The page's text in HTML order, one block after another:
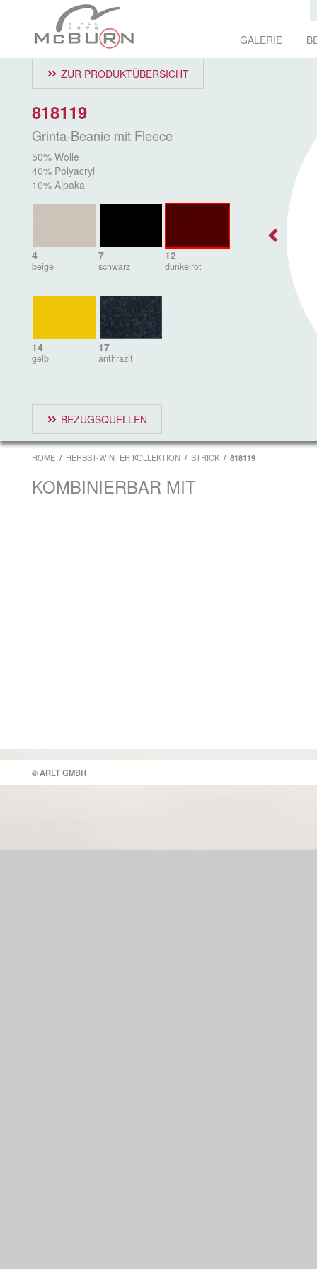
GALERIE
ZUR PRODUKTÜBERSICHT
818119
Grinta-Beanie mit Fleece
50% Wolle
40% Polyacryl
10% Alpaka
4
beige
7
schwarz
12
dunkelrot
14
gelb
17
anthrazit
BEZUGSQUELLEN
HOME HERBST-WINTER KOLLEKTION STRICK 818119
KOMBINIERBAR MIT
© ARLT GMBH